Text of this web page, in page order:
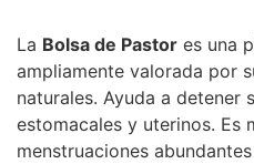
La Bolsa de Pastor es una
ampliamente valorada por
naturales. Ayuda a detener
estomacales y uterinos. Es
menstruaciones